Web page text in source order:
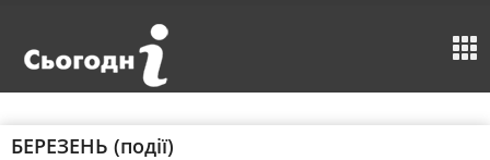
БЕРЕЗЕНЬ (події)